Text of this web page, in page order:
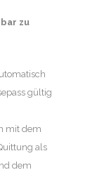
zu
gültig
mit dem
als
dem